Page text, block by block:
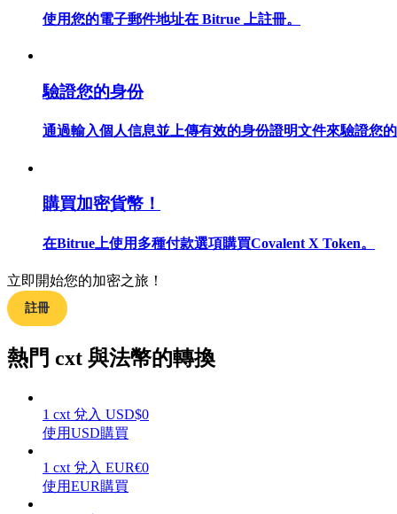
包含交易情況等的大數據分析
合約指南
合約功能使用指南
交易策略
學習如何保持盈利
使用您的電子郵件地址在 Bitrue 上註冊。
驗證您的身份
通過輸入個人信息並上傳有效的身份證明文件來驗證您
購買加密貨幣！
在Bitrue上使用多種付款選項購買Covalent X Token。
立即開始您的加密之旅！
註冊
熱門 cxt 與法幣的轉換
1 cxt 兌入 USD$0
使用USD購買
1 cxt 兌入 EUR€0
使用EUR購買